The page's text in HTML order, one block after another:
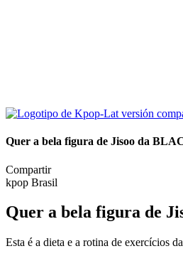
Quer a bela figura de Jisoo da
Compartir
kpop Brasil
Quer a bela figura de
Esta é a dieta e a rotina de exercícios